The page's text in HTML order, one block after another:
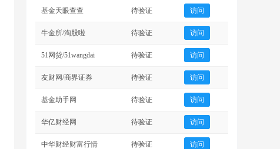
基金天眼查查 待验证 访问
牛金所/淘股啦 待验证 访问
51网贷/51wangdai 待验证 访问
友财网/商界证券 待验证 访问
基金助手网 待验证 访问
华亿财经网 待验证 访问
中华财经财富行情 待验证 访问